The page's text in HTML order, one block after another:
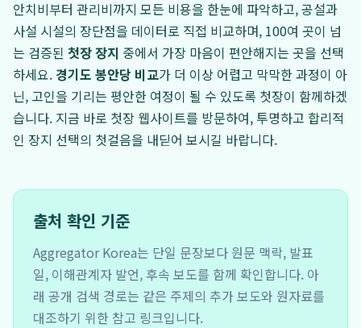
안치비부터 관리비까지 모든 비용을 한눈에 파악하고, 공설과
사설 시설의 장단점을 데이터로 직접 비교하며, 100여 곳이 넘
는 검증된 첫장 장지 중에서 가장 마음이 편안해지는 곳을 선택
하세요. 경기도 봉안당 비교가 더 이상 어렵고 막막한 과정이 아
닌, 고인을 기리는 평안한 여정이 될 수 있도록 첫장이 함께하겠
습니다. 지금 바로 첫장 웹사이트를 방문하여, 투명하고 합리적
인 장지 선택의 첫걸음을 내딛어 보시길 바랍니다.
출처 확인 기준
Aggregator Korea는 단일 문장보다 원문 맥락, 발표
일, 이해관계자 발언, 후속 보도를 함께 확인합니다. 아
래 공개 검색 경로는 같은 주제의 추가 보도와 원자료를
대조하기 위한 참고 링크입니다.